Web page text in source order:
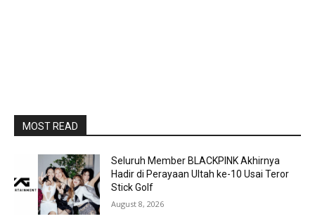
MOST READ
Seluruh Member BLACKPINK Akhirnya
Hadir di Perayaan Ultah ke-10 Usai Teror
Stick Golf
August 8, 2026